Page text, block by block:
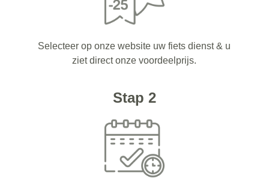
Selecteer op onze website uw fiets dienst & u
ziet direct onze voordeelprijs.
Stap 2